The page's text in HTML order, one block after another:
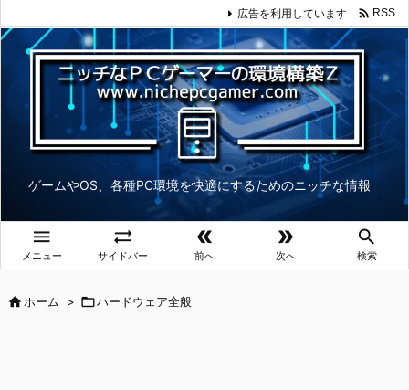
ゲームやOS、各種PC環境を快適にするためのニッチな情報

メニュー

サイドバー

前へ

次へ

検索
広告を利用しています  RSS
ホーム > ハードウェア全般